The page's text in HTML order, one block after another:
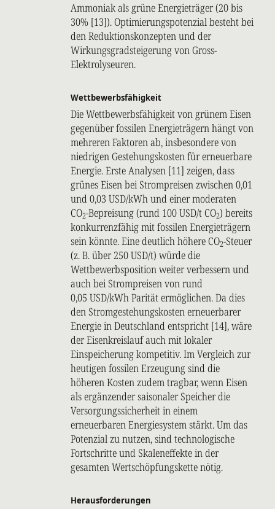
Ammoniak als grüne Energieträger (20 bis
30% [13]). Optimierungspotenzial besteht bei
den Reduktionskonzepten und der
Wirkungsgradsteigerung von Gross-
Elektrolyseuren.
Wettbewerbsfähigkeit
Die Wettbewerbsfähigkeit von grünem Eisen
gegenüber fossilen Energieträgern hängt von
mehreren Faktoren ab, insbesondere von
niedrigen Gestehungskosten für erneuerbare
Energie. Erste Analysen [11] zeigen, dass
grünes Eisen bei Strompreisen zwischen 0,01
und 0,03 USD/kWh und einer moderaten
CO2-Bepreisung (rund 100 USD/t CO2) bereits
konkurrenzfähig mit fossilen Energieträgern
sein könnte. Eine deutlich höhere CO2-Steuer
(z. B. über 250 USD/t) würde die
Wettbewerbsposition weiter verbessern und
auch bei Strompreisen von rund
0,05 USD/kWh Parität ermöglichen. Da dies
den Stromgestehungskosten erneuerbarer
Energie in Deutschland entspricht [14], wäre
der Eisenkreislauf auch mit lokaler
Einspeicherung kompetitiv. Im Vergleich zur
heutigen fossilen Erzeugung sind die
höheren Kosten zudem tragbar, wenn Eisen
als ergänzender saisonaler Speicher die
Versorgungssicherheit in einem
erneuerbaren Energiesystem stärkt. Um das
Potenzial zu nutzen, sind technologische
Fortschritte und Skaleneffekte in der
gesamten Wertschöpfungskette nötig.
Herausforderungen